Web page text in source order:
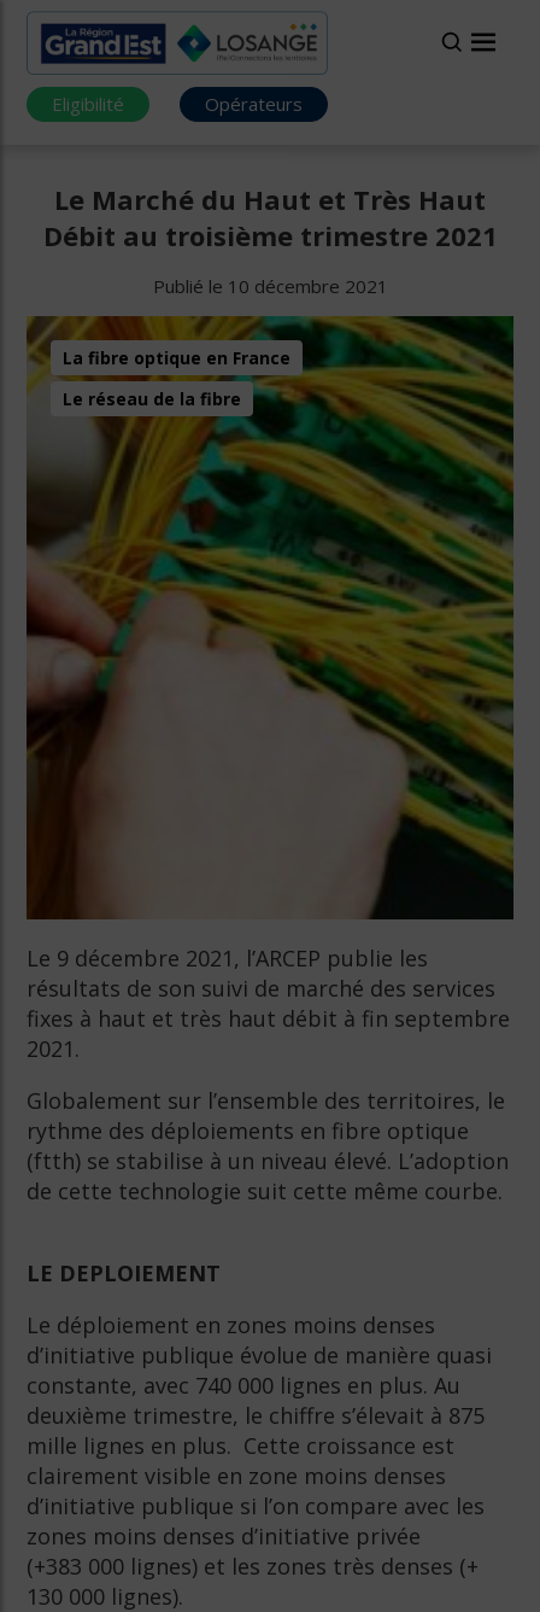
Eligibilité Opérateurs
Le Marché du Haut et Très Haut
Débit au troisième trimestre 2021
Publié le 10 décembre 2021
La fibre optique en France
Le réseau de la fibre
Le 9 décembre 2021, l’ARCEP publie les
résultats de son suivi de marché des services
fixes à haut et très haut débit à fin septembre
2021.
Globalement sur l’ensemble des territoires, le
rythme des déploiements en fibre optique
(ftth) se stabilise à un niveau élevé. L’adoption
de cette technologie suit cette même courbe.
LE DEPLOIEMENT
Le déploiement en zones moins denses
d’initiative publique évolue de manière quasi
constante, avec 740 000 lignes en plus. Au
deuxième trimestre, le chiffre s’élevait à 875
mille lignes en plus. Cette croissance est
clairement visible en zone moins denses
d’initiative publique si l’on compare avec les
zones moins denses d’initiative privée
(+383 000 lignes) et les zones très denses (+
130 000 lignes).